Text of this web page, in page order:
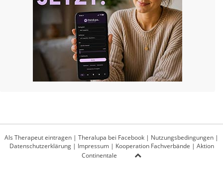
Als Therapeut eintragen | Theralupa bei Facebook | Nutzungsbedingungen |
Datenschutzerklärung| Impressum| Kooperation Fachverbände | Aktion
Continentale